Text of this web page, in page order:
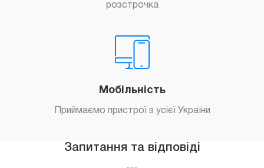
розстрочка
Мобільність
Приймаємо пристрої з усієї України
Запитання та відповіді